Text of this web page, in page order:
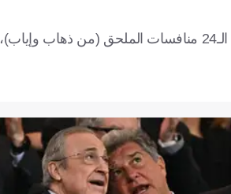
ويتأهل أول 8 فرق في الترتيب العام إلى دور الـ16 بشكل مباشر، بينما تخوض الأندية من التاسع وحتى الـ24 منافسات الملحق (من ذهاب وإياب)،